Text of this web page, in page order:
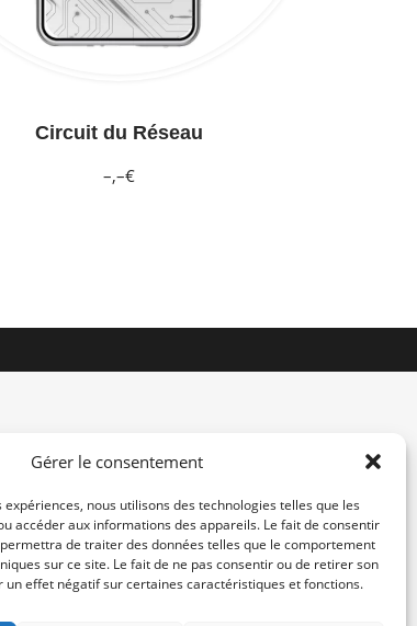
Gérer le consentement
nous utilisons des technologies telles que les
accéder aux informations des appareils. Le fait de consentir
de traiter des données telles que le comportement
sur ce site. Le fait de ne pas consentir ou de retirer son
un effet négatif sur certaines caractéristiques et fonctions.
Circuit du Réseau
–,–€
konekt.fr
/